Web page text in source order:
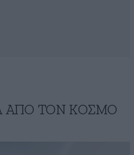
ΑΠΟ ΤΟΝ ΚΟΣΜΟ